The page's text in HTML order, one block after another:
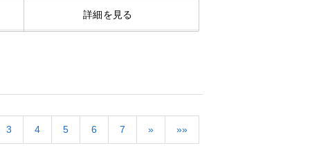
詳細を見る
3 4 5 6 7 » »»